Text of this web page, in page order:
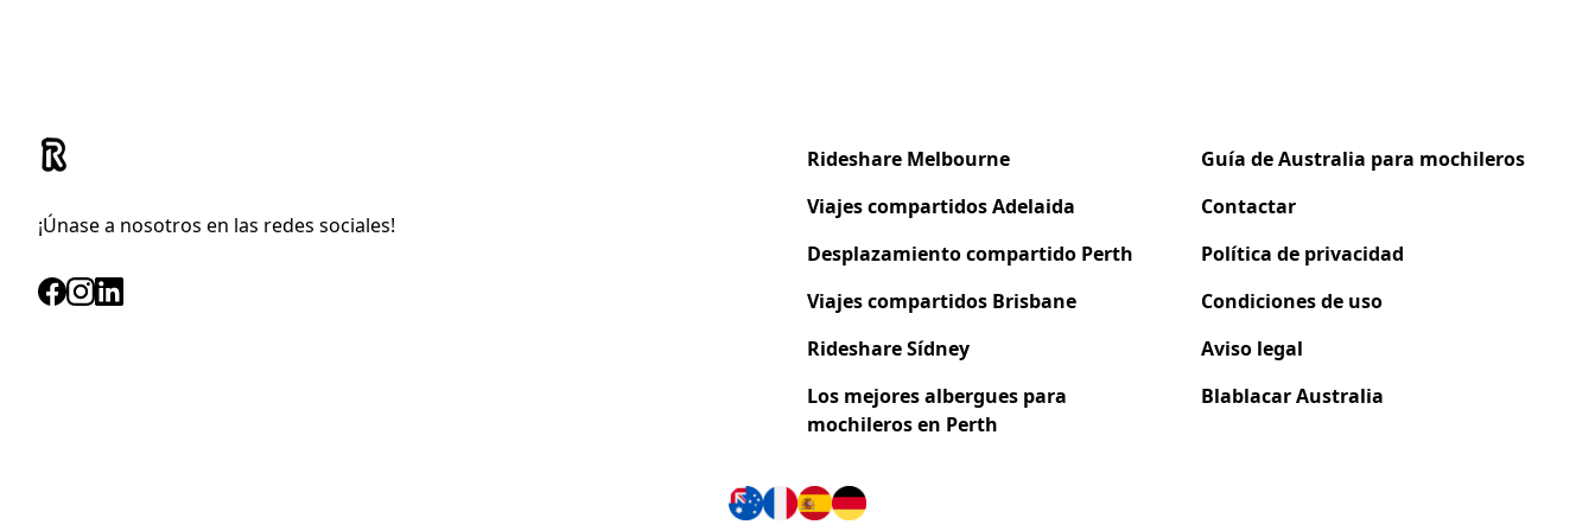
¡Únase a nosotros en las redes sociales!
Rideshare Melbourne
Viajes compartidosAdelaida
Desplazamiento compartido Perth
Viajes compartidos Brisbane
Rideshare Sídney
Los mejores albergues para
mochileros en Perth
Guía de Australia para mochileros
Contactar
Política de privacidad
Condiciones de uso
Aviso legal
Blablacar Australia